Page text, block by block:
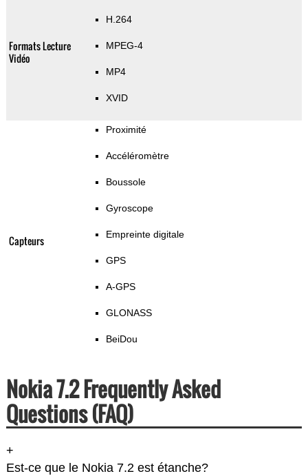
Formats Lecture
Vidéo
H.264
MPEG-4
MP4
XVID
Capteurs
Proximité
Accéléromètre
Boussole
Gyroscope
Empreinte digitale
GPS
A-GPS
GLONASS
BeiDou
Nokia 7.2 Frequently Asked
Questions (FAQ)
+
Est-ce que le Nokia 7.2 est étanche?